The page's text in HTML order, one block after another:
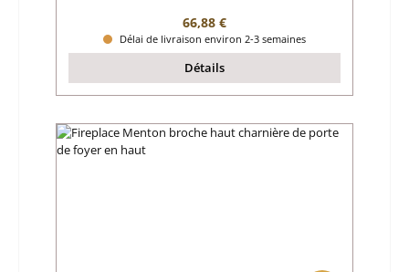
Prix régulier :
66,88 €
Délai de livraison environ 2-3 semaines
Détails